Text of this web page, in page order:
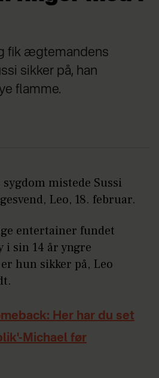
fik ægtemandens
sikker på, han
flamme.
mistede Sussi
Leo, 18. februar.
entertainer fundet
i sin 14 år yngre
hun sikker på, Leo
Her har du set
Michael før